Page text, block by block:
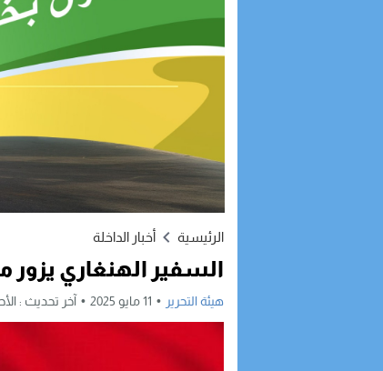
الرئيسية أخبار الداخلة
السفير الهنغاري يزور
هيئة التحرير 11 مايو 2025 آخر تحديث : الأحد, 11 مايو,